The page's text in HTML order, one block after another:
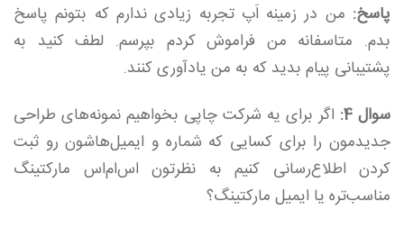
پاسخ: من در زمینه اَپ تجربه زیادی ندارم که بتونم پاسخ
بدم. متاسفانه من فراموش کردم بپرسم. لطف کنید به
پشتیبانی پیام بدید که به من یادآوری کنند.
سوال 4:
اگر برای یه شرکت چاپی بخواهیم نمونه‌های طراحی
جدیدمون را برای کسایی که شماره و ایمیل‌هاشون رو ثبت
کردن اطلاع‌رسانی کنیم به نظرتون اس‌ام‌اس مارکتینگ
مناسب‌تره یا ایمیل مارکتینگ؟